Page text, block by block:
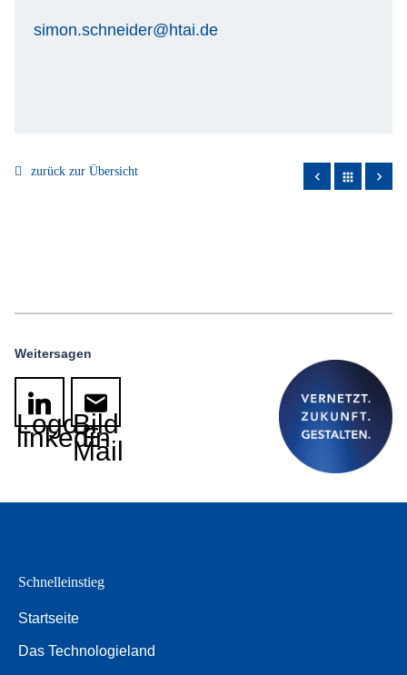
simon.schneider@htai.de
zurück zur Übersicht apps
Weitersagen
Logo
linkedin
Bild
E-
Mail
Schnelleinstieg
Startseite
Das Technologieland